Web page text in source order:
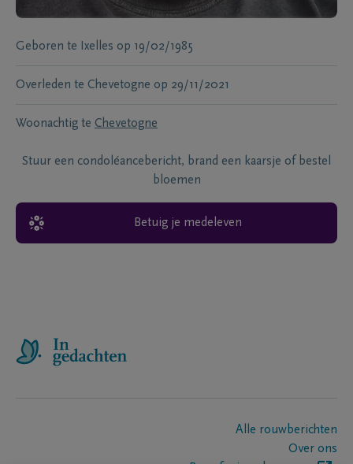
Geboren te Ixelles op 19/02/1985
Overleden te Chevetogne op 29/11/2021
Woonachtig te Chevetogne
Stuur een condoléancebericht, brand een kaarsje of bestel
bloemen
Betuig je medeleven
Alle rouwberichten
Over ons